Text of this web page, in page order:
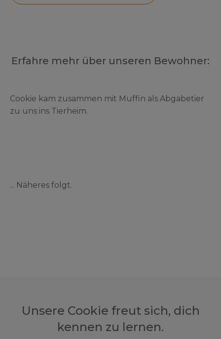
Erfahre mehr über unseren Bewohner:
Cookie kam zusammen mit Muffin als Abgabetier
zu uns ins Tierheim.
... Näheres folgt.
Unsere Cookie freut sich, dich
kennen zu lernen.